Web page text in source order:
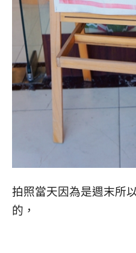
拍照當天因為是週末所
的，